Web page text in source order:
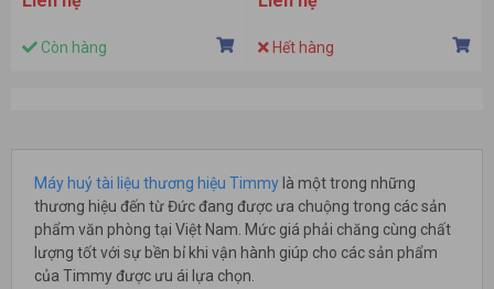
Còn hàng Hết hàng
Máy huỷ tài liệu thương hiệu Timmy là một trong những
thương hiệu đến từ Đức đang được ưa chuộng trong các sản
phẩm văn phòng tại Việt Nam. Mức giá phải chăng cùng chất
lượng tốt với sự bền bỉ khi vận hành giúp cho các sản phẩm
của Timmy được ưu ái lựa chọn.